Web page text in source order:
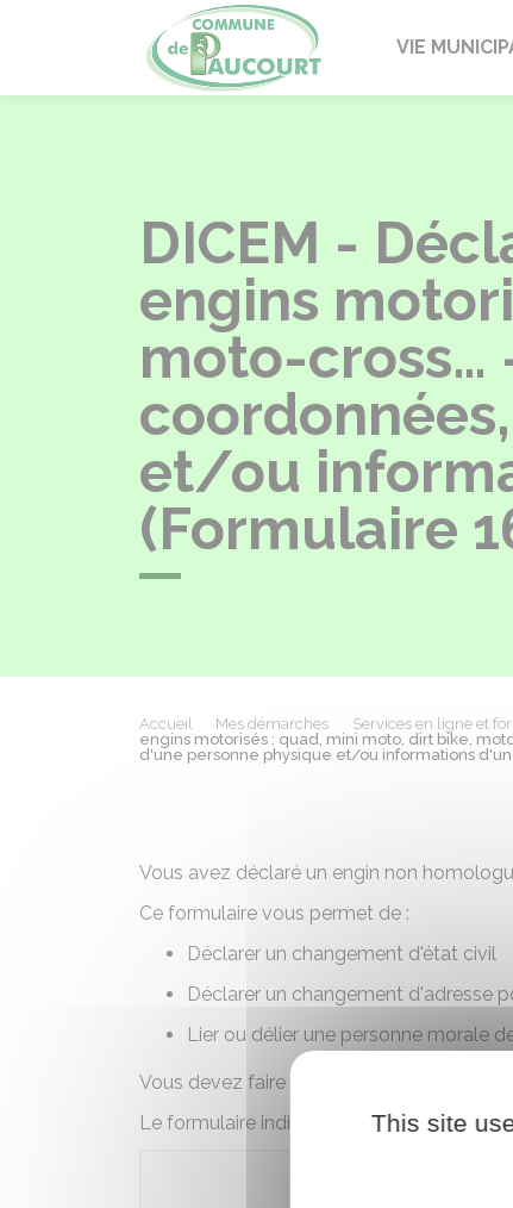
Paucourt
VIE
DICEM -
engins
moto-cross…
et/ou
(Formulaire
Accueil Mes démarches Services en ligne et
engins motorisés : quad, mini moto, dirt bike,
d'une personne physique et/ou informations
Vous avez déclaré un engin non
Ce formulaire vous permet de :
Déclarer un changement d'état civil
Déclarer un changement d'adresse
Lier ou délier une personne morale
Vous devez faire la déclaration dans les
Le formulaire indique les documents à
This site